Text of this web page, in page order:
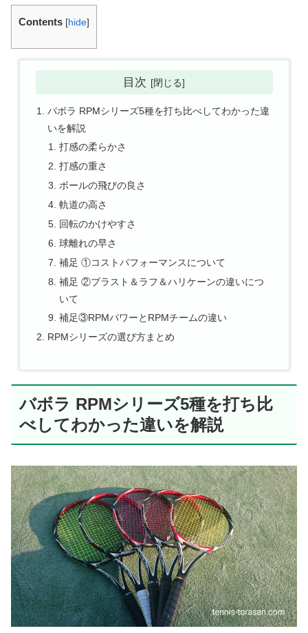
Contents [hide]
目次
バボラ RPMシリーズ5種を打ち比べしてわかった違
いを解説
打感の柔らかさ
打感の重さ
ボールの飛びの良さ
軌道の高さ
回転のかけやすさ
球離れの早さ
補足 ①コストパフォーマンスについて
補足 ②ブラスト＆ラフ＆ハリケーンの違いにつ
いて
補足③RPMパワーとRPMチームの違い
RPMシリーズの選び方まとめ
バボラ RPMシリーズ5種を打ち比
べしてわかった違いを解説